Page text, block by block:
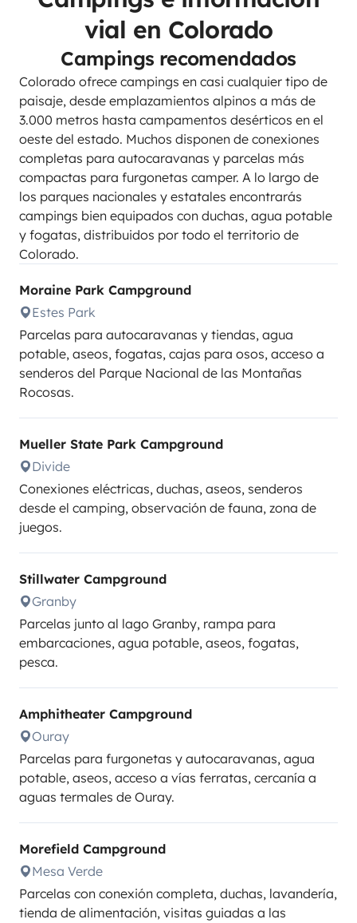
vial en Colorado
Campings recomendados
Colorado ofrece campings en casi cualquier tipo de
paisaje, desde emplazamientos alpinos a más de
3.000 metros hasta campamentos desérticos en el
oeste del estado. Muchos disponen de conexiones
completas para autocaravanas y parcelas más
compactas para furgonetas camper. A lo largo de
los parques nacionales y estatales encontrarás
campings bien equipados con duchas, agua potable
y fogatas, distribuidos por todo el territorio de
Colorado.
Moraine Park Campground
Estes Park
Parcelas para autocaravanas y tiendas, agua
potable, aseos, fogatas, cajas para osos, acceso a
senderos del Parque Nacional de las Montañas
Rocosas.
Mueller State Park Campground
Divide
Conexiones eléctricas, duchas, aseos, senderos
desde el camping, observación de fauna, zona de
juegos.
Stillwater Campground
Granby
Parcelas junto al lago Granby, rampa para
embarcaciones, agua potable, aseos, fogatas,
pesca.
Amphitheater Campground
Ouray
Parcelas para furgonetas y autocaravanas, agua
potable, aseos, acceso a vías ferratas, cercanía a
aguas termales de Ouray.
Morefield Campground
Mesa Verde
Parcelas con conexión completa, duchas, lavandería,
tienda de alimentación, visitas guiadas a las